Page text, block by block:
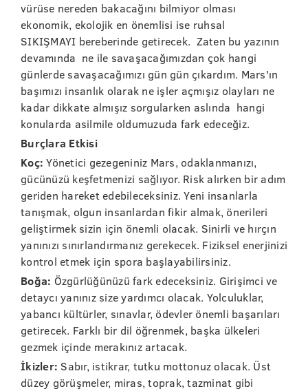
vürüse nereden bakacağını bilmiyor olması
ekonomik, ekolojik en önemlisi ise ruhsal
SIKIŞMAYI bereberinde getirecek. Zaten bu yazının
devamında ne ile savaşacağımızdan çok hangi
günlerde savaşacağımızı gün gün çıkardım. Mars'ın
başımızı insanlık olarak ne işler açmışız olayları ne
kadar dikkate almışız sorgularken aslında hangi
konularda asilmile oldumuzuda fark edeceğiz.
Burçlara Etkisi
Koç: Yönetici gezegeniniz Mars, odaklanmanızı,
gücünüzü keşfetmenizi sağlıyor. Risk alırken bir adım
geriden hareket edebileceksiniz. Yeni insanlarla
tanışmak, olgun insanlardan fikir almak, önerileri
geliştirmek sizin için önemli olacak. Sinirli ve hırçın
yanınızı sınırlandırmanız gerekecek. Fiziksel enerjinizi
kontrol etmek için spora başlayabilirsiniz.
Boğa: Özgürlüğünüzü fark edeceksiniz. Girişimci ve
detaycı yanınız size yardımcı olacak. Yolculuklar,
yabancı kültürler, sınavlar, ödevler önemli başarıları
getirecek. Farklı bir dil öğrenmek, başka ülkeleri
gezmek içinde merakınız artacak.
İkizler: Sabır, istikrar, tutku mottonuz olacak. Üst
düzey görüşmeler, miras, toprak, tazminat gibi